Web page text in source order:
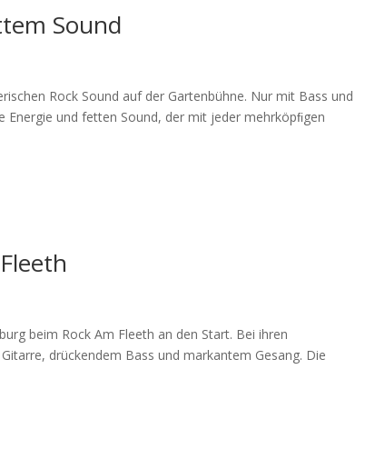
Sound
Rock Sound auf der Gartenbühne. Nur mit Bass und
Energie und fetten Sound, der mit jeder mehrköpﬁgen
beim Rock Am Fleeth an den Start. Bei ihren
drückendem Bass und markantem Gesang. Die